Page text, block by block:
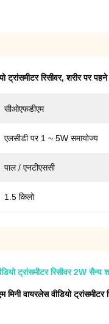
ट्रांसमीटर रिसीवर,शरीर पर पहने
सीओएफडीएम
एलसीडी पर 1 ~ 5W समायोज्य
पाल / एनटीएससी
1.5 किलो
ट्रांसमीटर रिसीवर 2W सैन्य
वायरलेस वीडियो ट्रांसमीटर